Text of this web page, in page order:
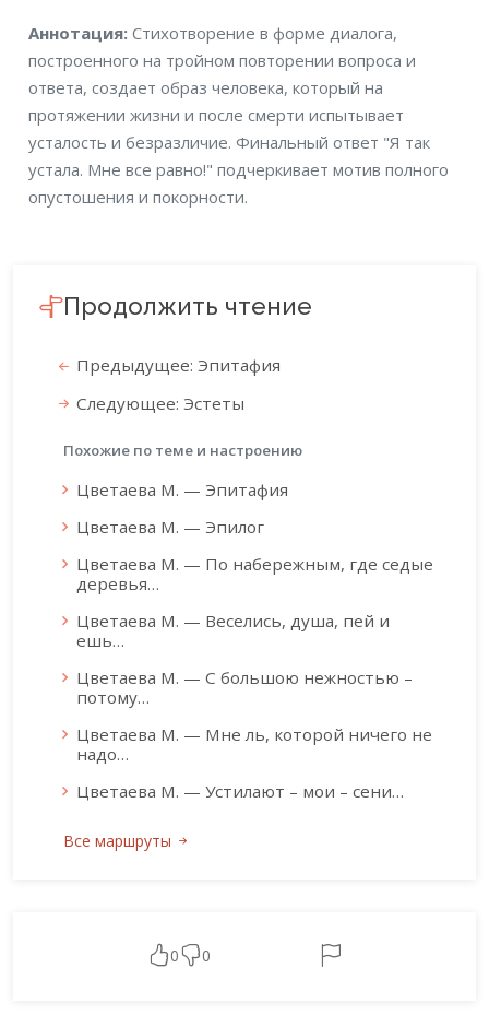
Аннотация
Аннотация:Стихотворение в форме диалога,
построенного на тройном повторении вопроса и
ответа, создает образ человека, который на
протяжении жизни и после смерти испытывает
усталость и безразличие. Финальный ответ "Я так
устала. Мне все равно!" подчеркивает мотив полного
опустошения и покорности.
Продолжить чтение
Предыдущее: Эпитафия
Следующее: Эстеты
Похожие по теме и настроению
Цветаева М. — Эпитафия
Цветаева М. — Эпилог
Цветаева М. — По набережным, где седые
деревья…
Цветаева М. — Веселись, душа, пей и
ешь…
Цветаева М. — С большою нежностью –
потому…
Цветаева М. — Мне ль, которой ничего не
надо…
Цветаева М. — Устилают – мои – сени…
Все маршруты
0 0